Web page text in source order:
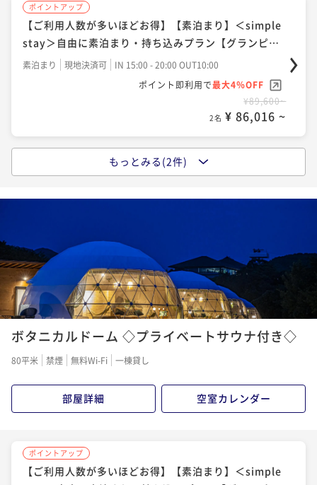
ポイントアップ
【ご利用人数が多いほどお得】【素泊まり】＜simple
stay＞自由に素泊まり・持ち込みプラン【グランピン
グ＆アトラクション】
素泊まり 現地決済可
IN 15:00 - 20:00 OUT10:00
ポイント即利用で最大4％OFF
¥89,600~
2名 ¥ 86,016 ~
【ご利用人数が多いほどお得】【1泊2食付き】＜バリ
ューBBQプラン＞お手軽にグランピングを楽しむ【グ
¥107,200~
2名 ¥ 95,408 ~
ポイントアップ
【ご利用人数が多いほどお得】【1泊2食付き】＜スタ
ンダードBBQ＞お肉や魚介も楽しめるベーシックプラ
ン【グランピング＆アトラクション】
ポイント即利用で最大4％OFF
¥118,200~
もっとみる(2件)
123
ボタニカルドーム ◇プライベートサウナ付き◇
80平米 禁煙 無料Wi-Fi 一棟貸し
部屋詳細 空室カレンダー
ポイントアップ
【ご利用人数が多いほどお得】【素泊まり】＜simple